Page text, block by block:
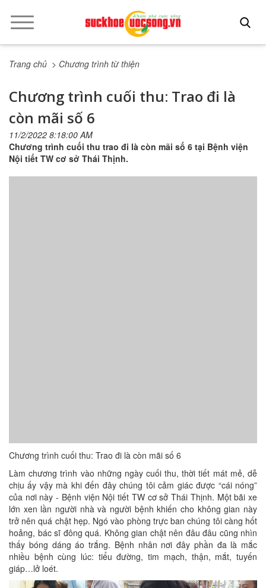
Trang chủ > Chương trình từ thiện
Chương trình cuối thu: Trao đi là
còn mãi số 6
11/2/2022 8:18:00 AM
Chương trình cuối thu trao đi là còn mãi số 6 tại Bệnh viện
Nội tiết TW cơ sở Thái Thịnh.
Chương trình cuối thu: Trao đi là còn mãi số 6
Làm chương trình vào những ngày cuối thu, thời tiết mát mẻ, dễ
chịu ấy vậy mà khi đến đây chúng tôi cảm giác được “cái nóng”
của nơi này - Bệnh viện Nội tiết TW cơ sở Thái Thịnh. Một bãi xe
lớn xen lần người nhà và người bệnh khiến cho không gian này
trở nên quá chật hẹp. Ngó vào phòng trực ban chúng tôi càng hốt
hoảng, bác sĩ đông quá. Không gian chật nên đâu đâu cũng nhìn
thấy bóng dáng áo trắng. Bệnh nhân nơi đây phần đa là mắc
nhiều bệnh cùng lúc: tiểu đường, tim mạch, thận, mắt, tuyến
giáp…lở loét.